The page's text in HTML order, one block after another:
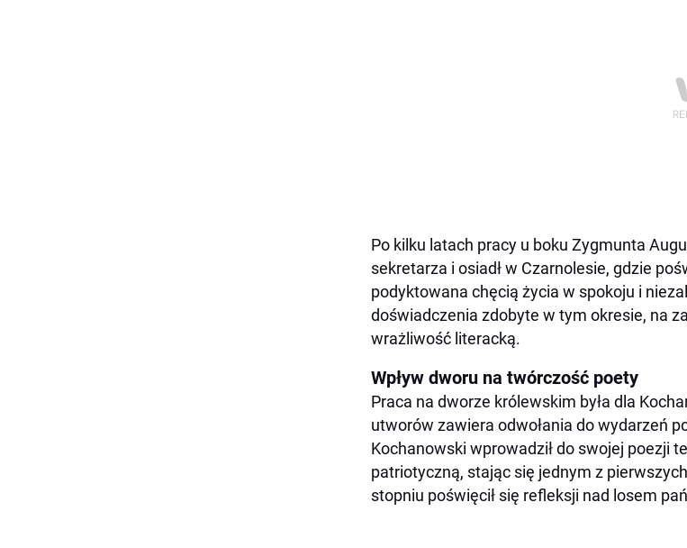
Po kilku latach pracy u boku Zygmunta
sekretarza i osiadł w Czarnolesie, gdzie
podyktowana chęcią życia w spokoju i
doświadczenia zdobyte w tym okresie, na
wrażliwość literacką.
Wpływ dworu na twórczość poety
Praca na dworze królewskim była dla
utworów zawiera odwołania do wydarzeń
Kochanowski wprowadził do swojej poezji
patriotyczną, stając się jednym z
stopniu poświęcił się refleksji nad losem